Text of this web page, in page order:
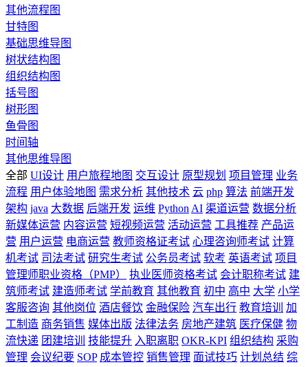
其他流程图
甘特图
基础思维导图
树状结构图
组织结构图
括号图
树形图
鱼骨图
时间轴
其他思维导图
全部 UI设计 用户旅程地图 交互设计 原型规划 项目管理 业务
流程 用户体验地图 需求分析 其他技术 云 php 算法 前端开发
架构 java 大数据 后端开发 运维 Python AI 渠道运营 数据分析
新媒体运营 内容运营 短视频运营 活动运营 工具推荐 产品运
营 用户运营 电商运营 教师资格证考试 心理咨询师考试 计算
机考试 司法考试 研究生考试 公务员考试 软考 英语考试 项目
管理师职业资格（PMP）
执业医师资格考试 会计职称考试 建
筑师考试 建造师考试 学前教育 其他教育 初中 高中 大学 小学
客服咨询 其他岗位 酒店餐饮 金融保险 汽车出行 教育培训
加
工制造 商务销售 媒体出版 法律法务 房地产建筑 医疗保健 物
流快递 团建培训 技能提升 入职离职 OKR-KPI 组织结构 采购
管理 会议纪要 SOP 成本管控 销售管理 面试技巧 计划总结 综